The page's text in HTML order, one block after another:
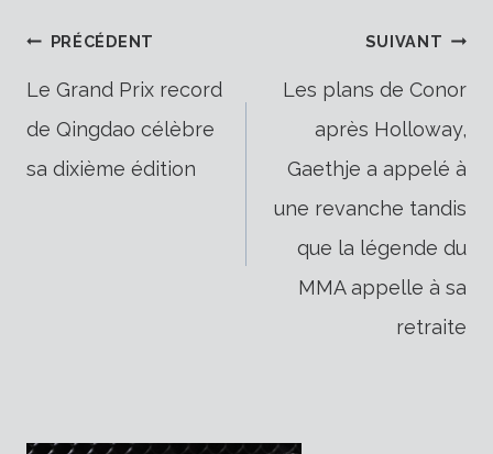
Navigation
de
l’article
PRÉCÉDENT
Le Grand Prix record
de Qingdao célèbre
sa dixième édition
SUIVANT
Les plans de Conor
après Holloway,
Gaethje a appelé à
une revanche tandis
que la légende du
MMA appelle à sa
retraite